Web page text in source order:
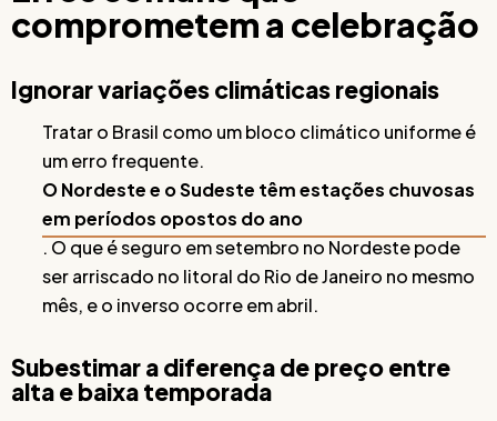
comprometem a celebração
Ignorar variações climáticas regionais
Tratar o Brasil como um bloco climático uniforme é
um erro frequente.
O Nordeste e o Sudeste têm estações chuvosas
em períodos opostos do ano
. O que é seguro em setembro no Nordeste pode
ser arriscado no litoral do Rio de Janeiro no mesmo
mês, e o inverso ocorre em abril.
Subestimar a diferença de preço entre
alta e baixa temporada